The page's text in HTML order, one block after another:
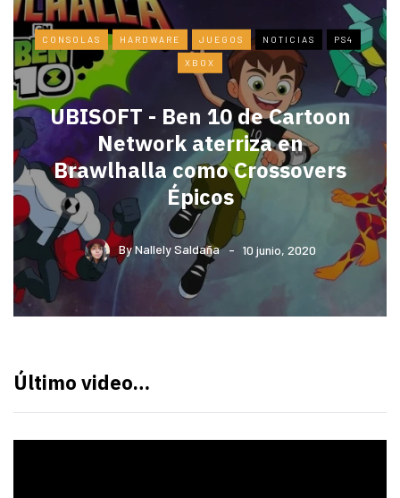
CONSOLAS HARDWARE JUEGOS NOTICIAS PS4
XBOX
UBISOFT - Ben 10 de Cartoon
Network aterriza en
Brawlhalla como Crossovers
Épicos
ByNallely Saldaña 10 junio, 2020
Último video…